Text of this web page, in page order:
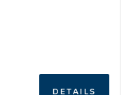
DETAILS